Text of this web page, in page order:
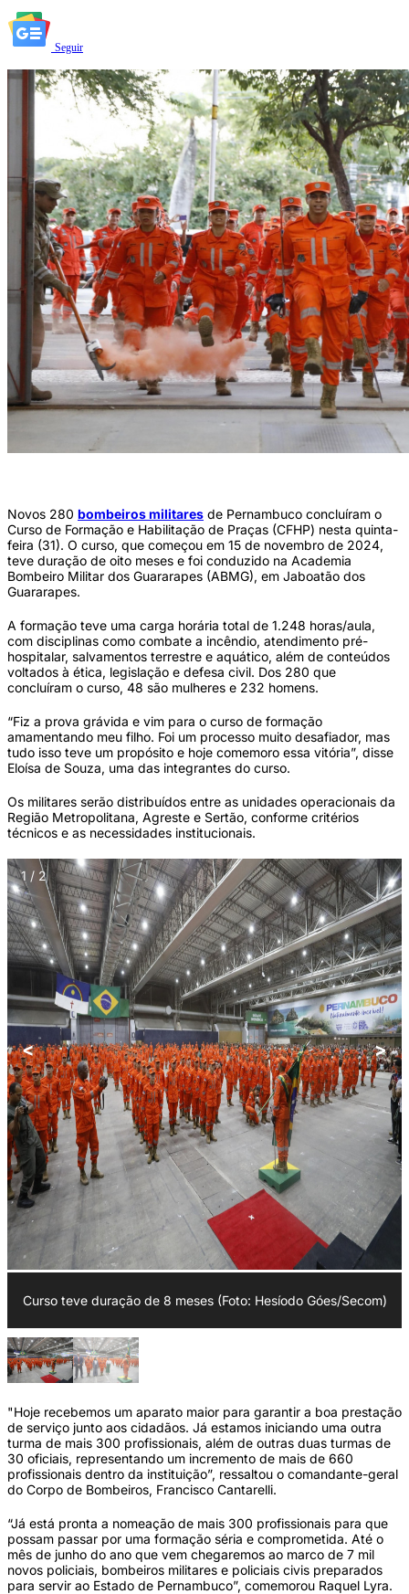
Seguir
Novos 280 bombeiros militares de Pernambuco concluíram o
Curso de Formação e Habilitação de Praças (CFHP) nesta quinta-
feira (31). O curso, que começou em 15 de novembro de 2024,
teve duração de oito meses e foi conduzido na Academia
Bombeiro Militar dos Guararapes (ABMG), em Jaboatão dos
Guararapes.
A formação teve uma carga horária total de 1.248 horas/aula,
com disciplinas como combate a incêndio, atendimento pré-
hospitalar, salvamentos terrestre e aquático, além de conteúdos
voltados à ética, legislação e defesa civil. Dos 280 que
concluíram o curso, 48 são mulheres e 232 homens.
“Fiz a prova grávida e vim para o curso de formação
amamentando meu filho. Foi um processo muito desafiador, mas
tudo isso teve um propósito e hoje comemoro essa vitória”, disse
Eloísa de Souza, uma das integrantes do curso.
Os militares serão distribuídos entre as unidades operacionais da
Região Metropolitana, Agreste e Sertão, conforme critérios
técnicos e as necessidades institucionais.
1 / 2
< >
Curso teve duração de 8 meses (Foto: Hesíodo Góes/Secom)
"Hoje recebemos um aparato maior para garantir a boa prestação
de serviço junto aos cidadãos. Já estamos iniciando uma outra
turma de mais 300 profissionais, além de outras duas turmas de
30 oficiais, representando um incremento de mais de 660
profissionais dentro da instituição”, ressaltou o comandante-geral
do Corpo de Bombeiros, Francisco Cantarelli.
“Já está pronta a nomeação de mais 300 profissionais para que
possam passar por uma formação séria e comprometida. Até o
mês de junho do ano que vem chegaremos ao marco de 7 mil
novos policiais, bombeiros militares e policiais civis preparados
para servir ao Estado de Pernambuco”, comemorou Raquel Lyra.